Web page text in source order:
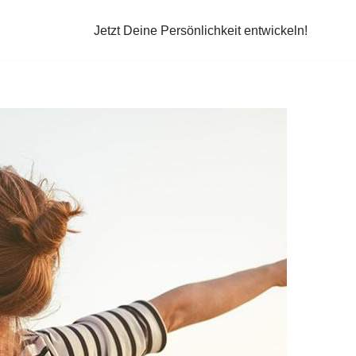
Jetzt Deine Persönlichkeit entwickeln!